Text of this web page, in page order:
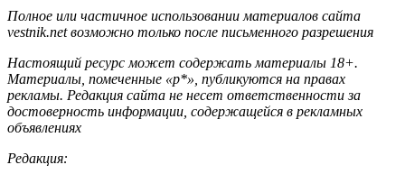
Полное или частичное использовании материалов сайта
vestnik.net возможно только после письменного разрешения
Настоящий ресурс может содержать материалы 18+.
Материалы, помеченные «р*», публикуются на правах
рекламы. Редакция сайта не несет ответственности за
достоверность информации, содержащейся в рекламных
объявлениях
Редакция: